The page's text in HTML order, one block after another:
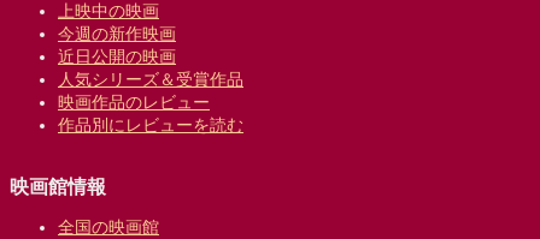
上映中の映画
今週の新作映画
近日公開の映画
人気シリーズ＆受賞作品
映画作品のレビュー
作品別にレビューを読む
映画館情報
全国の映画館